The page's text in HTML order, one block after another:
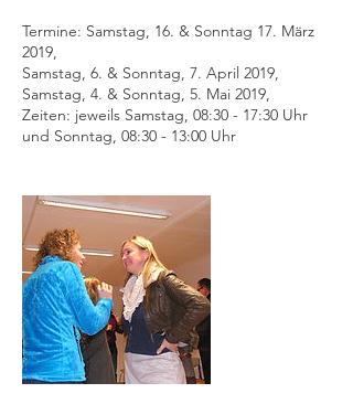
Termine: Samstag, 16. & Sonntag 17. März
2019,
Samstag, 6. & Sonntag, 7. April 2019,
Samstag, 4. & Sonntag, 5. Mai 2019,
Zeiten: jeweils Samstag, 08:30 - 17:30 Uhr
und Sonntag, 08:30 - 13:00 Uhr